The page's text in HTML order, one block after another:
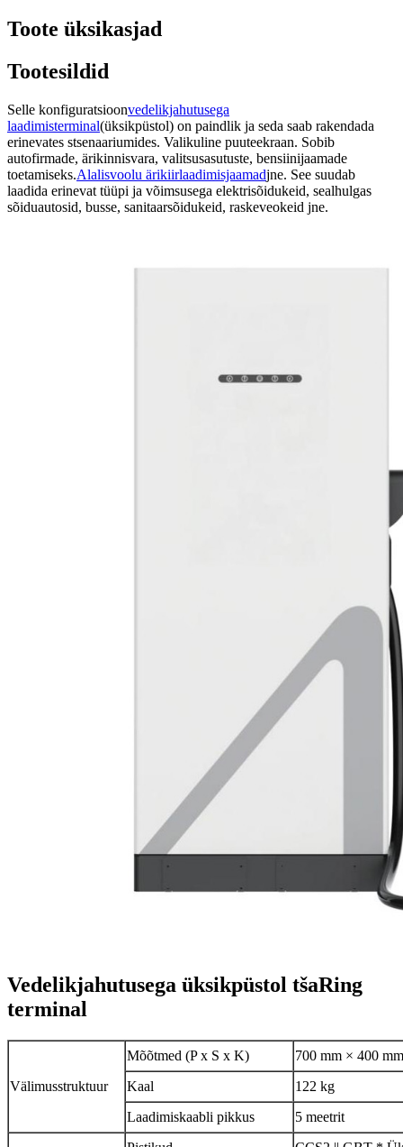
Toote üksikasjad
Tootesildid
Selle konfiguratsioonvedelikjahutusega
laadimisterminal(üksikpüstol) on paindlik ja seda saab rakendada
erinevates stsenaariumides. Valikuline puuteekraan. Sobib
autofirmade, ärikinnisvara, valitsusasutuste, bensiinijaamade
toetamiseks.Alalisvoolu ärikiirlaadimisjaamadjne. See suudab
laadida erinevat tüüpi ja võimsusega elektrisõidukeid, sealhulgas
sõiduautosid, busse, sanitaarsõidukeid, raskeveokeid jne.
Vedelikjahutusega üksikpüstol tšaRing
terminal
Välimusstruktuur
Mõõtmed (P x S x K)
700 mm × 400
Kaal
122 kg
Laadimiskaabli pikkus
5 meetrit